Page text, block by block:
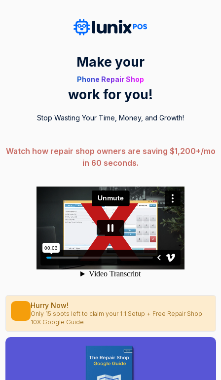
Make your
Phone Repair Shop
work for you!
Stop Wasting Your Time, Money, and Growth!
Watch how repair shop owners are saving $1,200+/mo
in 60 seconds.
Hurry Now!
Only 15 spots left to claim your 1:1 Setup + Free Repair Shop
10X Google Guide.